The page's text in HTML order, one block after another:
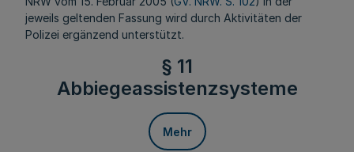
jeweils geltenden Fassung wird durch Aktivitäten der
Polizei ergänzend unterstützt.
§ 11
Abbiegeassistenzsysteme
Mehr